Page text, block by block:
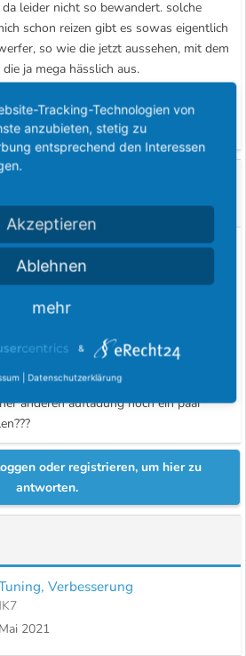
leider nicht so bewandert. solche
schon reizen gibt es sowas eigentlich
so wie die jetzt aussehen, mit dem
ja mega hässlich aus.
anbauen oder gibt das da
dem tüv etc.
nit.....
bodykit und dann gehts an de Motor!!
anderen aufladung noch ein paar
oder registrieren, um hier zu
antworten.
Verbesserung
2021
Tracking-Technologien von
anzubieten, stetig zu
entsprechend den Interessen
Akzeptieren
Ablehnen
mehr
&
Datenschutzerklärung